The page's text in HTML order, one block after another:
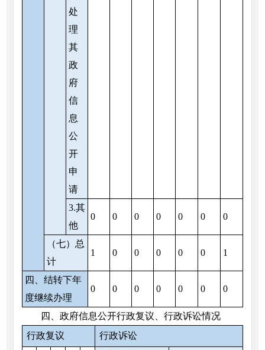
处
理
其
政
府
信
息
公
开
申
请
3.其
他
0 0 0 0 0 0 0
（七）总
计
1 0 0 0 0 0 1
四、结转下年
度继续办理
0 0 0 0 0 0 0
四、政府信息公开行政复议、行政诉讼情况
行政复议
行政诉讼